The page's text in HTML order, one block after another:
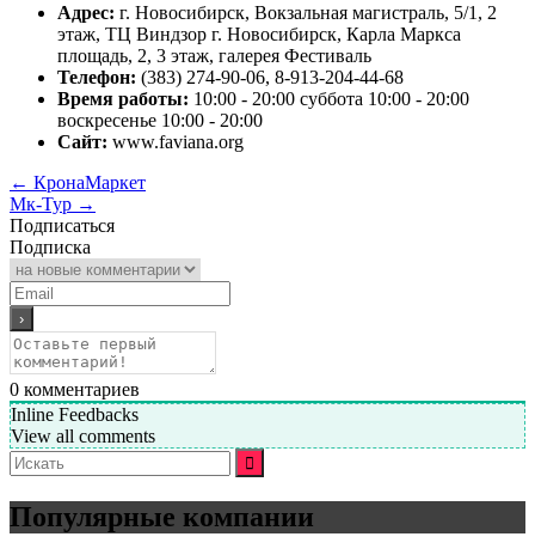
Адрес: г. Новосибирск, Вокзальная магистраль, 5/1, 2
этаж, ТЦ Виндзор г. Новосибирск, Карла Маркса
площадь, 2, 3 этаж, галерея Фестиваль
Телефон: (383) 274-90-06, 8-913-204-44-68
Время работы: 10:00 - 20:00 суббота 10:00 - 20:00
воскресенье 10:00 - 20:00
Сайт: www.faviana.org
← КронаМаркет
Мк-Тур →
Подписаться
Подписка
0 комментариев
Inline Feedbacks
View all comments
Искать:
Популярные компании